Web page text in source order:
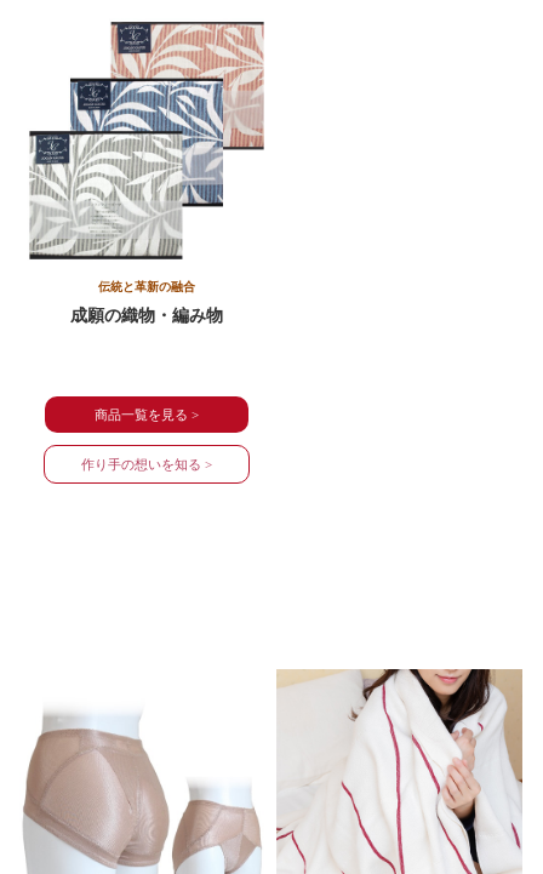
伝統と革新の融合
成願の織物・編み物
商品一覧を見る >
作り手の想いを知る >